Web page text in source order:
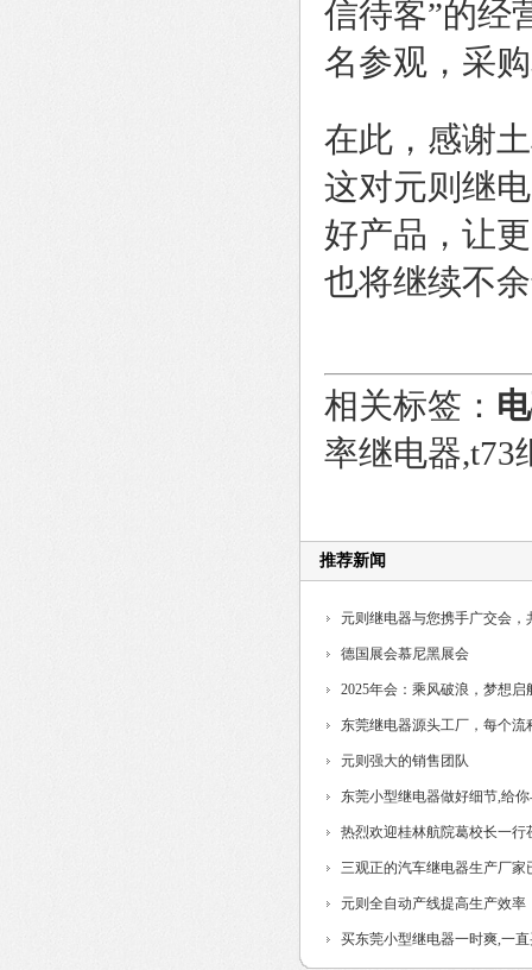
信待客”的经
名参观，采
在此，感谢
这对元则继
好产品，让
也将继续不
相关标签：
率继电器,t73
推荐新闻
元则继电器与您携手广交会，
德国展会慕尼黑展会
2025年会：乘风破浪，梦想启
东莞继电器源头工厂，每个流
制...元则强大的销售团队
东莞小型继电器做好细节,给
热烈欢迎桂林航院葛校长一行
三观正的汽车继电器生产厂家
元则全自动产线提高生产效率
买东莞小型继电器一时爽,一